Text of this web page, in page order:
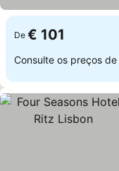
De € 101
Consulte os preços de